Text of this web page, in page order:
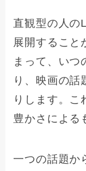
直観型の人の
展開すること
まって、いつ
り、映画の話
りします。こ
豊かさによる
一つの話題か